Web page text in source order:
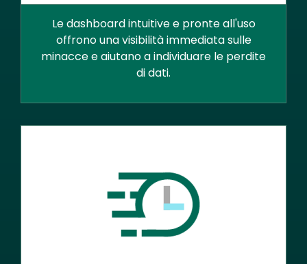
Le dashboard intuitive e pronte all'uso
offrono una visibilità immediata sulle
minacce e aiutano a individuare le perdite
di dati.